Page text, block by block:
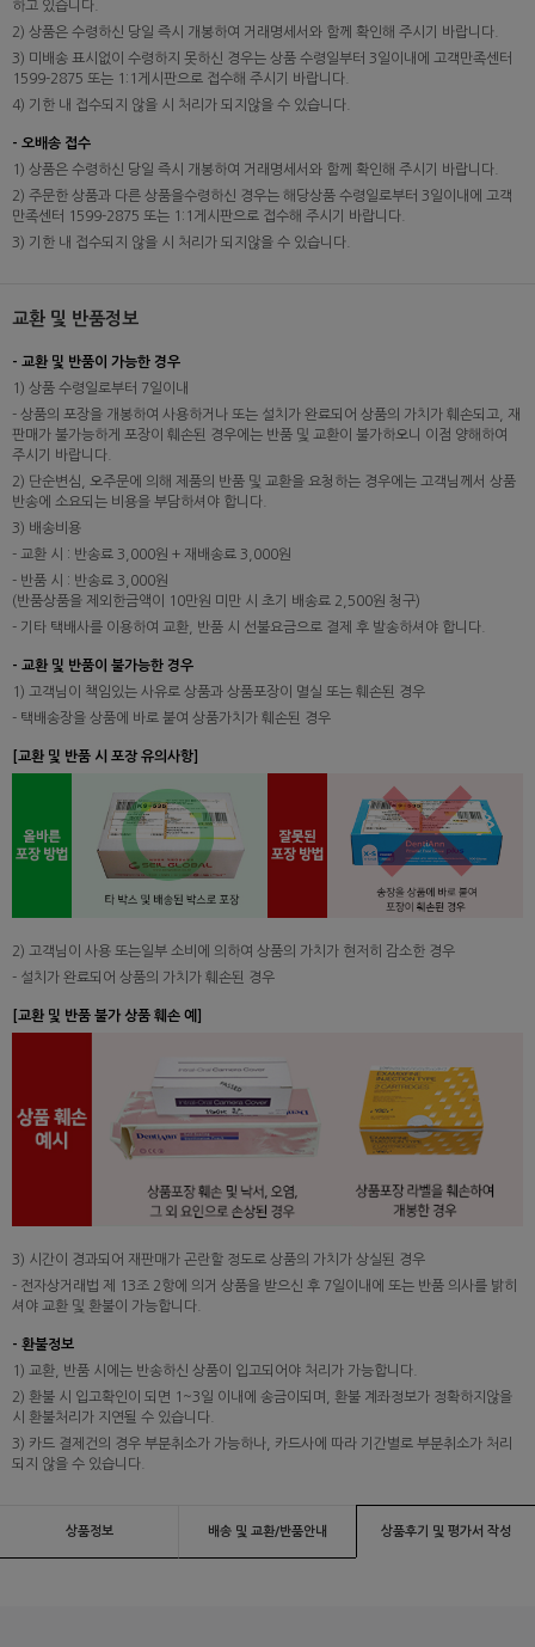
하고 있습니다.
2) 상품은 수령하신 당일 즉시 개봉하여 거래명세서와 함께 확인해 주시기 바랍니다.
3) 미배송 표시없이 수령하지 못하신 경우는 상품 수령일부터 3일이내에 고객만족센터
1599-2875 또는 1:1게시판으로 접수해 주시기 바랍니다.
4) 기한 내 접수되지 않을 시 처리가 되지않을 수 있습니다.
- 오배송 접수
1) 상품은 수령하신 당일 즉시 개봉하여 거래명세서와 함께 확인해 주시기 바랍니다.
2) 주문한 상품과 다른 상품을수령하신 경우는 해당상품 수령일로부터 3일이내에 고객
만족센터 1599-2875 또는 1:1게시판으로 접수해 주시기 바랍니다.
3) 기한 내 접수되지 않을 시 처리가 되지않을 수 있습니다.
교환 및 반품정보
- 교환 및 반품이 가능한 경우
1) 상품 수령일로부터 7일이내
- 상품의 포장을 개봉하여 사용하거나 또는 설치가 완료되어 상품의 가치가 훼손되고, 재
판매가 불가능하게 포장이 훼손된 경우에는 반품 및 교환이 불가하오니 이점 양해하여
주시기 바랍니다.
2) 단순변심, 오주문에 의해 제품의 반품 및 교환을 요청하는 경우에는 고객님께서 상품
반송에 소요되는 비용을 부담하셔야 합니다.
3) 배송비용
- 교환 시 : 반송료 3,000원 + 재배송료 3,000원
- 반품 시 : 반송료 3,000원
(반품상품을 제외한금액이 10만원 미만 시 초기 배송료 2,500원 청구)
- 기타 택배사를 이용하여 교환, 반품 시 선불요금으로 결제 후 발송하셔야 합니다.
- 교환 및 반품이 불가능한 경우
1) 고객님이 책임있는 사유로 상품과 상품포장이 멸실 또는 훼손된 경우
- 택배송장을 상품에 바로 붙여 상품가치가 훼손된 경우
[교환 및 반품 시 포장 유의사항]
2) 고객님이 사용 또는일부 소비에 의하여 상품의 가치가 현저히 감소한 경우
- 설치가 완료되어 상품의 가치가 훼손된 경우
[교환 및 반품 불가 상품 훼손 예]
3) 시간이 경과되어 재판매가 곤란할 정도로 상품의 가치가 상실된 경우
- 전자상거래법 제 13조 2항에 의거 상품을 받으신 후 7일이내에 또는 반품 의사를 밝히
셔야 교환 및 환불이 가능합니다.
- 환불정보
1) 교환, 반품 시에는 반송하신 상품이 입고되어야 처리가 가능합니다.
2) 환불 시 입고확인이 되면 1~3일 이내에 송금이되며, 환불 계좌정보가 정확하지않을
시 환불처리가 지연될 수 있습니다.
3) 카드 결제건의 경우 부분취소가 가능하나, 카드사에 따라 기간별로 부분취소가 처리
되지 않을 수 있습니다.
상품정보 배송 및 교환/반품안내 상품후기 및 평가서 작성